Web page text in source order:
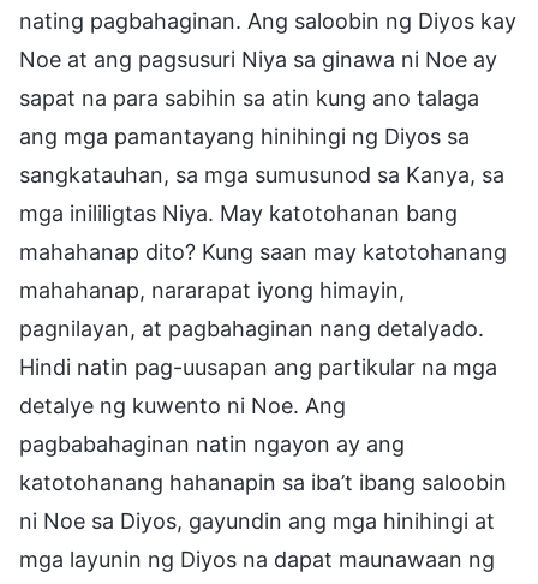
nating pagbahaginan. Ang saloobin ng Diyos kay
Noe at ang pagsusuri Niya sa ginawa ni Noe ay
sapat na para sabihin sa atin kung ano talaga
ang mga pamantayang hinihingi ng Diyos sa
sangkatauhan, sa mga sumusunod sa Kanya, sa
mga inililigtas Niya. May katotohanan bang
mahahanap dito? Kung saan may katotohanang
mahahanap, nararapat iyong himayin,
pagnilayan, at pagbahaginan nang detalyado.
Hindi natin pag-uusapan ang partikular na mga
detalye ng kuwento ni Noe. Ang
pagbabahaginan natin ngayon ay ang
katotohanang hahanapin sa iba’t ibang saloobin
ni Noe sa Diyos, gayundin ang mga hinihingi at
mga layunin ng Diyos na dapat maunawaan ng